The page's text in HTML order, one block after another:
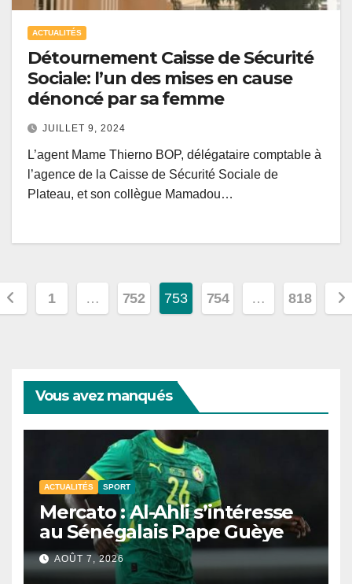
ACTUALITÉS
Détournement Caisse de Sécurité
Sociale: l’un des mises en cause
dénoncé par sa femme
JUILLET 9, 2024
L’agent Mame Thierno BOP, délégataire comptable à
l’agence de la Caisse de Sécurité Sociale de
Plateau, et son collègue Mamadou…
1 … 752 753 754 … 818
Vous avez manqués
ACTUALITÉS SPORT
Mercato : Al-Ahli s’intéresse
au Sénégalais Pape Guèye
AOÛT 7, 2026